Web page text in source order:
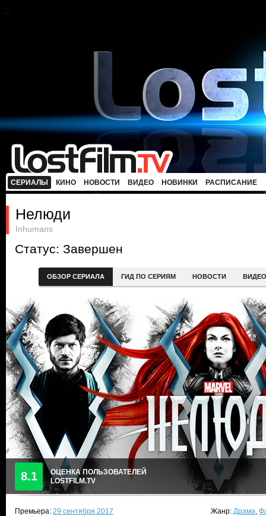
СЕРИАЛЫ КИНО НОВОСТИ ВИДЕО НОВИНКИ РАСПИСАНИЕ
Нелюди
Inhumans
Статус: Завершен
ОБЗОР СЕРИАЛА ГИД ПО СЕРИЯМ НОВОСТИ ВИДЕО
8.1
ОЦЕНКА ПОЛЬЗОВАТЕЛЕЙ
LOSTFILM.TV
Премьера: 29 сентября 2017
Жанр: Драма,